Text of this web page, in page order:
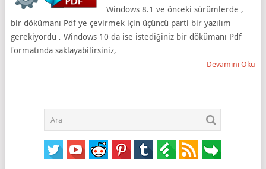
Windows 8.1 ve önceki sürümlerde ,
bir dökümanı Pdf ye çevirmek için üçüncü parti bir yazılım
gerekiyordu , Windows 10 da ise istediğiniz bir dökümanı Pdf
formatında saklayabilirsiniz,
Devamını Oku